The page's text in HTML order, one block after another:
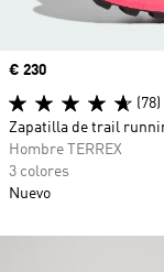
Precio
€ 230
(78)
Zapatilla de trail
Hombre TERREX
3 colores
Nuevo